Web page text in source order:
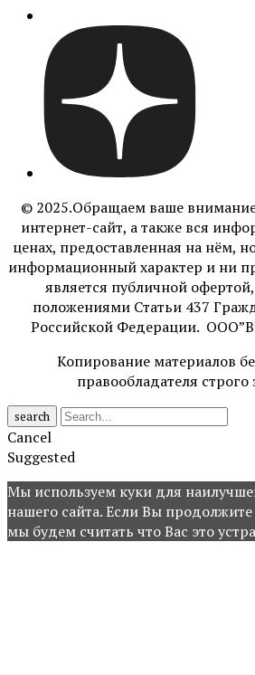
© 2025.Обращаем ваше
интернет-сайт, а также вся
ценах, предоставленная на нём,
информационный характер и ни
является публичной
положениями Статьи 437
Российской Федерации.
Копирование материалов
правообладателя
search
Cancel
Suggested
Мы используем куки для
нашего сайта. Если Вы продолжите
мы будем считать что Вас это